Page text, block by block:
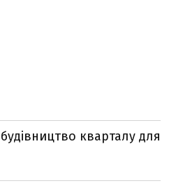
кварталу для